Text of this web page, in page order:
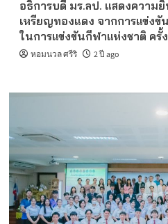
อธิการบดี มร.ลป. แสดงความ
เหรียญทองแดง จากการแข่งขั
ในการแข่งขันกีฬาแห่งชาติ ครั้
หอมนวล ศรีริ 2 ปี ago